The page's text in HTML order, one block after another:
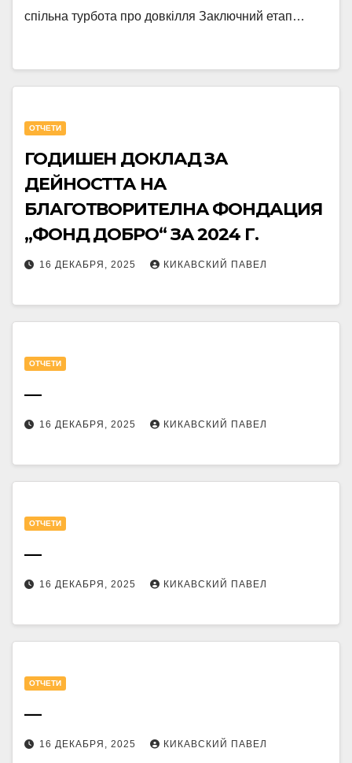
спільна турбота про довкілля Заключний етап…
OТЧЕТИ
ГОДИШЕН ДОКЛАД ЗА
ДЕЙНОСТТА НА
БЛАГОТВОРИТЕЛНА ФОНДАЦИЯ
„ФОНД ДОБРО“ ЗА 2024 Г.
16 ДЕКАБРЯ, 2025 КИКАВСКИЙ ПАВЕЛ
OТЧЕТИ
—
16 ДЕКАБРЯ, 2025 КИКАВСКИЙ ПАВЕЛ
OТЧЕТИ
—
16 ДЕКАБРЯ, 2025 КИКАВСКИЙ ПАВЕЛ
OТЧЕТИ
—
16 ДЕКАБРЯ, 2025 КИКАВСКИЙ ПАВЕЛ